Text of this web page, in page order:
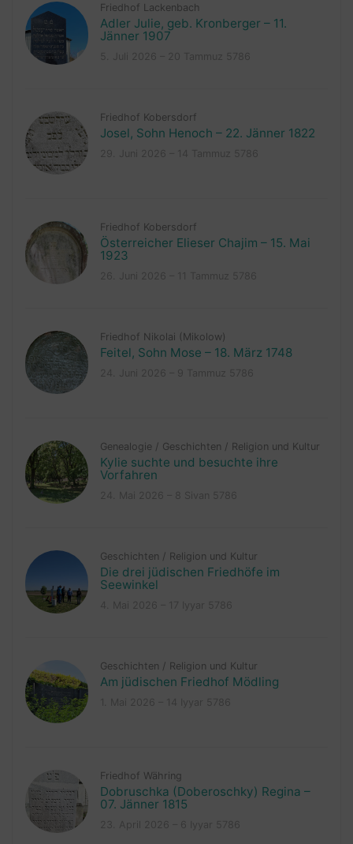
Friedhof Lackenbach
Adler Julie, geb. Kronberger – 11.
Jänner 1907
Friedhof Kobersdorf
Josel, Sohn Henoch – 22. Jänner 1822
Friedhof Kobersdorf
Österreicher Elieser Chajim – 15. Mai
1923
Friedhof Nikolai (Mikolow)
Feitel, Sohn Mose – 18. März 1748
Genealogie / Geschichten / Religion und Kultur
Kylie suchte und besuchte ihre
Vorfahren
Geschichten / Religion und Kultur
Die drei jüdischen Friedhöfe im
Seewinkel
Geschichten / Religion und Kultur
Am jüdischen Friedhof Mödling
Friedhof Währing
Dobruschka (Doberoschky) Regina –
07. Jänner 1815